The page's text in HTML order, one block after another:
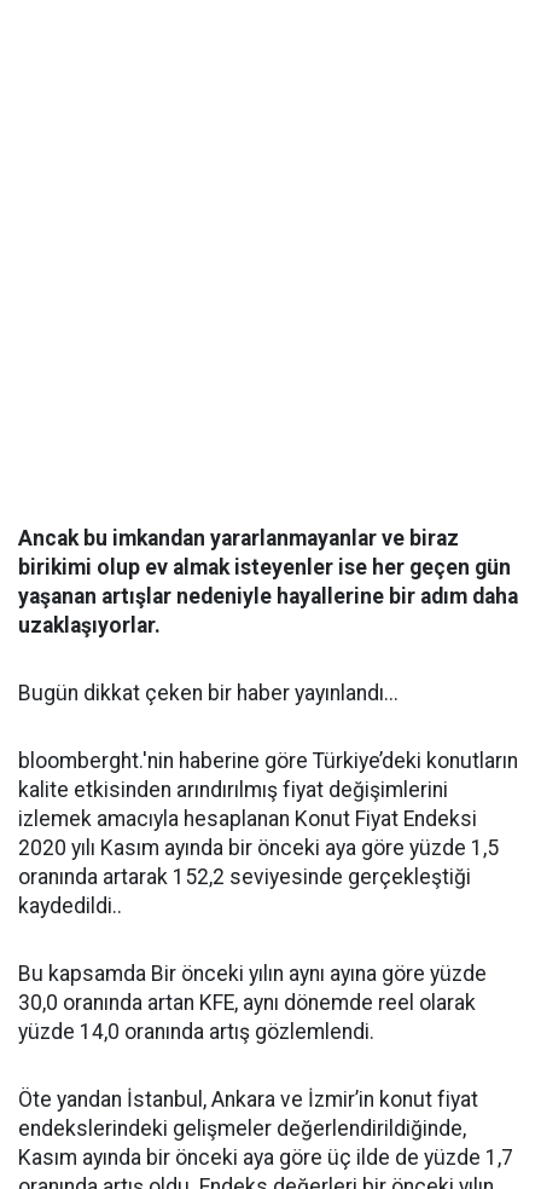
Ancak bu imkandan yararlanmayanlar ve biraz
birikimi olup ev almak isteyenler ise her geçen gün
yaşanan artışlar nedeniyle hayallerine bir adım daha
uzaklaşıyorlar.
Bugün dikkat çeken bir haber yayınlandı...
bloomberght.'nin haberine göre Türkiye’deki konutların
kalite etkisinden arındırılmış fiyat değişimlerini
izlemek amacıyla hesaplanan Konut Fiyat Endeksi
2020 yılı Kasım ayında bir önceki aya göre yüzde 1,5
oranında artarak 152,2 seviyesinde gerçekleştiği
kaydedildi..
Bu kapsamda Bir önceki yılın aynı ayına göre yüzde
30,0 oranında artan KFE, aynı dönemde reel olarak
yüzde 14,0 oranında artış gözlemlendi.
Öte yandan İstanbul, Ankara ve İzmir’in konut fiyat
endekslerindeki gelişmeler değerlendirildiğinde,
Kasım ayında bir önceki aya göre üç ilde de yüzde 1,7